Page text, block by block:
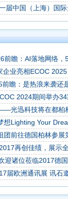
届中国（上海）国
前瞻：AI落地网络，
企业亮相ECOC
前瞻：是热浪来袭还
2024期间举办
光迅科技将在都柏
想Lighting Your
团前往德国柏林参
再创佳绩，展示
迎诸位莅临2017德
届欧洲通讯展 讯石